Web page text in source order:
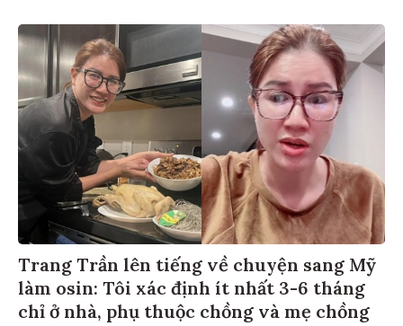
Trang Trần lên tiếng về chuyện sang Mỹ
làm osin: Tôi xác định ít nhất 3-6 tháng
chỉ ở nhà, phụ thuộc chồng và mẹ chồng